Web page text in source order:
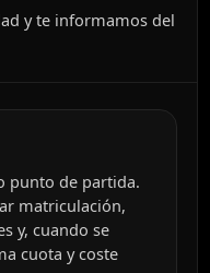
y te informamos del
punto de partida.
matriculación,
y, cuando se
cuota y coste